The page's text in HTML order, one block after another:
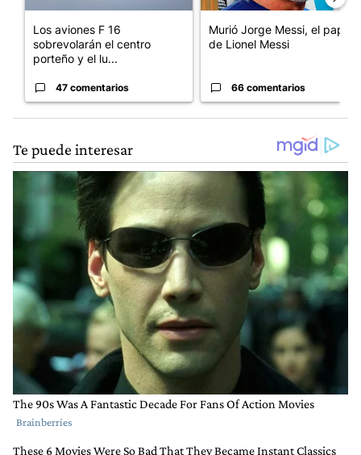
Los aviones F 16
sobrevolarán el centro
porteño y el lu...
47 comentarios
Murió Jorge Messi, el papá
de Lionel Messi
66 comentarios
Conversación
CREAR CUENTA
TODOS LOS COMENTARIOS 6 LOS MÁS RECIENTES
Todos los comentarios
Comentario de maria del carmen lopez.
maria del carmen lopez
Ricardo Peralta . Lamentablemente la situación es
como Ud. la describe.
RESPONDER 0 0 COMPARTIR
MARCAR
COMO
INAPROPIADO